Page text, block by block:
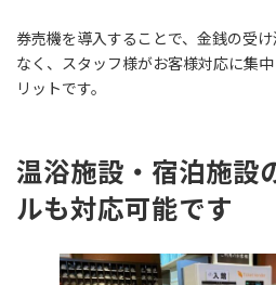
券売機を導入することで、金銭の受
なく、スタッフ様がお客様対応に集
リットです。
温浴施設・宿泊施設
ルも対応可能です